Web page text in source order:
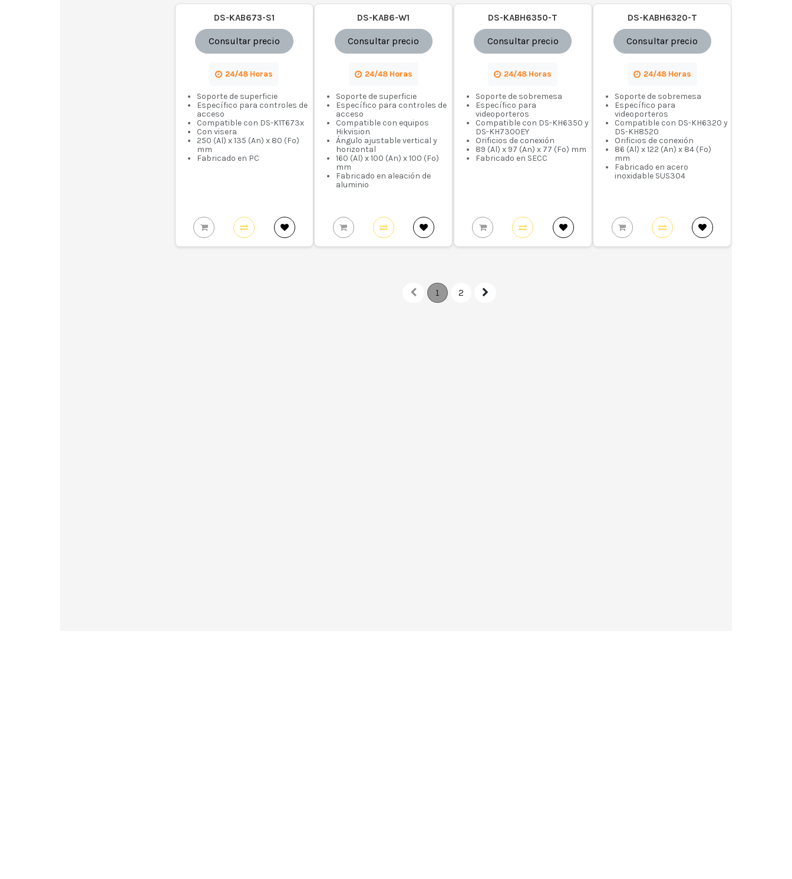
DS-KAB673-S1
Consultar precio
24/48 Horas
Soporte de superficie
Específico para controles de
acceso
Compatible con DS-K1T673x
Con visera
250 (Al) x 135 (An) x 80 (Fo)
mm
Fabricado en PC
DS-KAB6-W1
Consultar precio
24/48 Horas
Soporte de superficie
Específico para controles de
acceso
Compatible con equipos
Hikvision
Ángulo ajustable vertical y
horizontal
160 (Al) x 100 (An) x 100 (Fo)
mm
Fabricado en aleación de
aluminio
DS-KABH6350-T
Consultar precio
24/48 Horas
Soporte de sobremesa
Específico para
videoporteros
Compatible con DS-KH6350 y
DS-KH7300EY
Orificios de conexión
89 (Al) x 97 (An) x 77 (Fo) mm
Fabricado en SECC
DS-KABH6320-T
Consultar precio
24/48 Horas
Soporte de sobremesa
Específico para
videoporteros
Compatible con DS-KH6320 y
DS-KH8520
Orificios de conexión
86 (Al) x 122 (An) x 84 (Fo)
mm
Fabricado en acero
inoxidable SUS304
1 2